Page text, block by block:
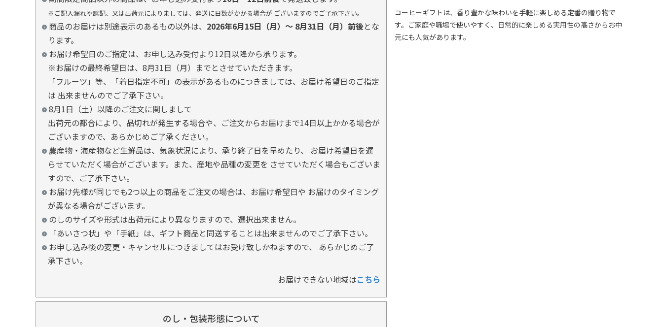
※ご記入漏れや誤記、又は出荷元によりましては、発送に日数がかかる場合が ございますのでご了承下さい。
商品のお届けは別途表示のあるもの以外は、 2026年6月15日（月）～ 8月31日（月）前後とな
ります。
お届け希望日のご指定は、お申し込み受付より12日以降から承ります。
※お届けの最終希望日は、8月31日（月）までとさせていただきます。
「フルーツ」等、「着日指定不可」の表示があるものにつきましては、お届け希望日のご指定
は 出来ませんのでご了承下さい。
8月1日（土）以降のご注文に関しまして
出荷元の都合により、品切れが発生する場合や、ご注文からお届けまで14日以上かかる場合が
ございますので、あらかじめご了承ください。
農産物・海産物など生鮮品は、気象状況により、承り終了日を早めたり、 お届け希望日を遅
らせていただく場合がございます。また、産地や品種の変更を させていただく場合もございま
すので、ご了承下さい。
お届け先様が同じでも2つ以上の商品をご注文の場合は、お届け希望日や お届けのタイミング
が異なる場合がございます。
のしのサイズや形式は出荷元により異なりますので、選択出来ません。
「あいさつ状」や「手紙」は、ギフト商品と同送することは出来ませんのでご了承下さい。
お申し込み後の変更・キャンセルにつきましてはお受け致しかねますので、 あらかじめご了
承下さい。
お届けできない地域はこちら
のし・包装形態について
コーヒーギフトは、香り豊かな味わいを手軽に楽しめる定番の贈り物で
す。ご家庭や職場で使いやすく、日常的に楽しめる実用性の高さからお中
元にも人気があります。